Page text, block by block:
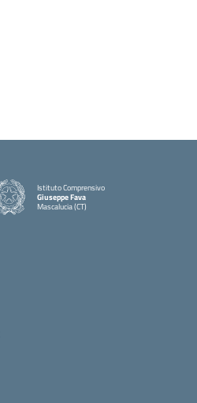
Istituto Comprensivo
Giuseppe Fava
Mascalucia (CT)